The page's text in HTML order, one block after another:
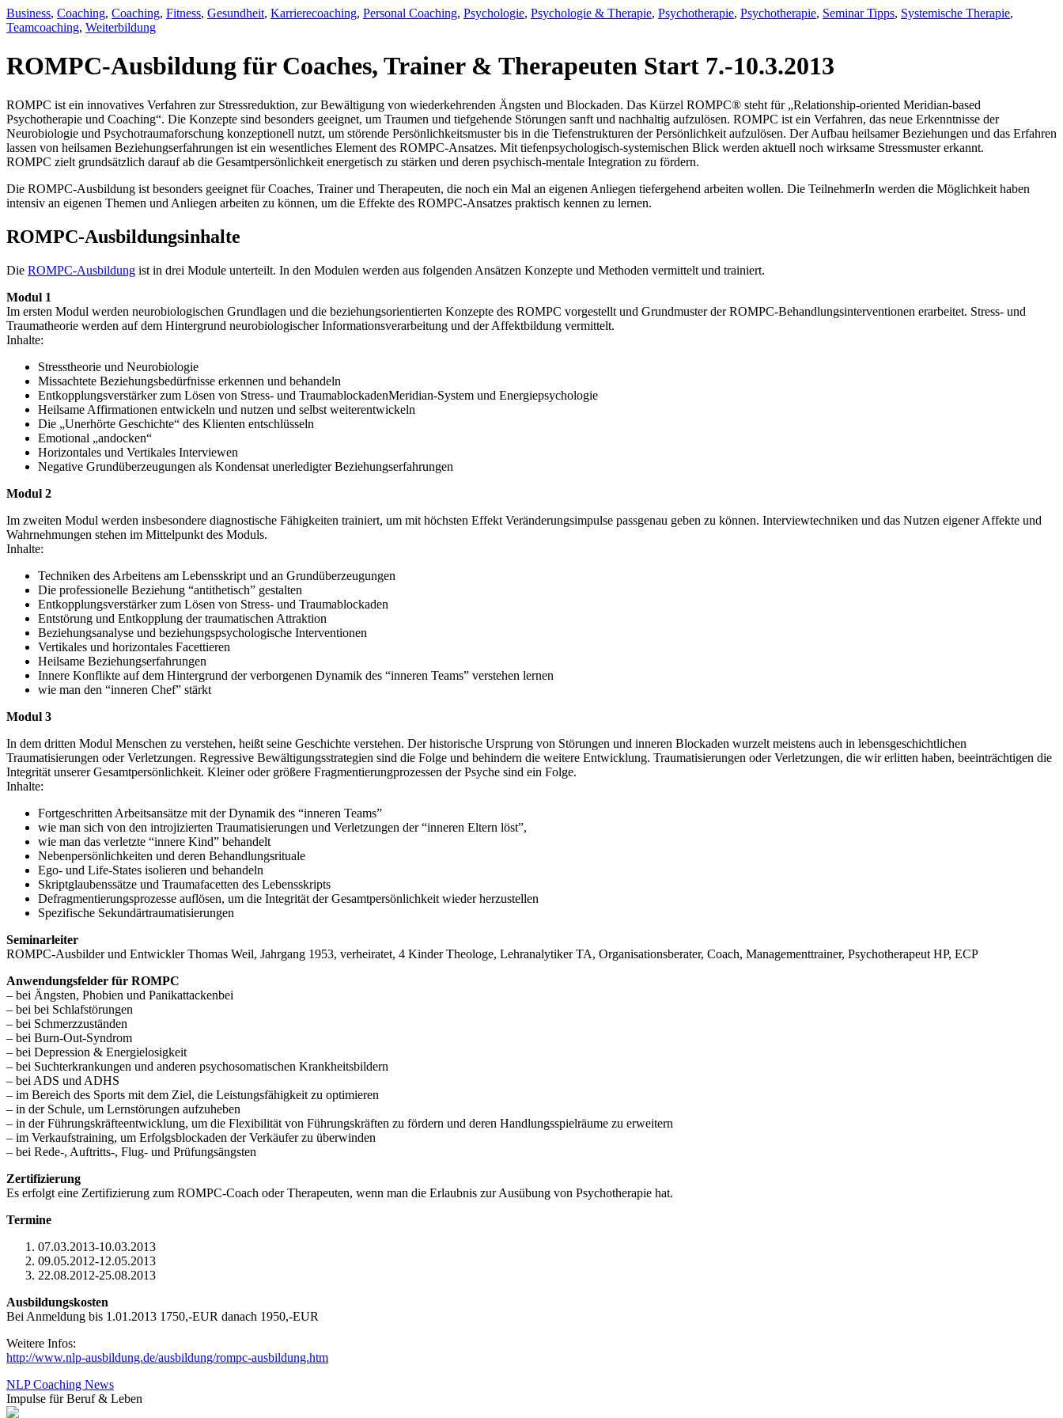
Business, Coaching, Coaching, Fitness, Gesundheit, Karrierecoaching, Personal Coaching, Psychologie, Psychologie & Therapie, Psychotherapie, Psychotherapie, Seminar Tipps, Systemische Therapie,
Teamcoaching, Weiterbildung
ROMPC-Ausbildung für Coaches, Trainer & Therapeuten Start 7.-10.3.2013
ROMPC ist ein innovatives Verfahren zur Stressreduktion, zur Bewältigung von wiederkehrenden Ängsten und Blockaden. Das Kürzel ROMPC® steht für „Relationship-oriented Meridian-based
Psychotherapie und Coaching“. Die Konzepte sind besonders geeignet, um Traumen und tiefgehende Störungen sanft und nachhaltig aufzulösen. ROMPC ist ein Verfahren, das neue Erkenntnisse der
Neurobiologie und Psychotraumaforschung konzeptionell nutzt, um störende Persönlichkeitsmuster bis in die Tiefenstrukturen der Persönlichkeit aufzulösen. Der Aufbau heilsamer Beziehungen und das Erfahren
lassen von heilsamen Beziehungserfahrungen ist ein wesentliches Element des ROMPC-Ansatzes. Mit tiefenpsychologisch-systemischen Blick werden aktuell noch wirksame Stressmuster erkannt.
ROMPC zielt grundsätzlich darauf ab die Gesamtpersönlichkeit energetisch zu stärken und deren psychisch-mentale Integration zu fördern.
Die ROMPC-Ausbildung ist besonders geeignet für Coaches, Trainer und Therapeuten, die noch ein Mal an eigenen Anliegen tiefergehend arbeiten wollen. Die TeilnehmerIn werden die Möglichkeit haben
intensiv an eigenen Themen und Anliegen arbeiten zu können, um die Effekte des ROMPC-Ansatzes praktisch kennen zu lernen.
ROMPC-Ausbildungsinhalte
Die ROMPC-Ausbildung ist in drei Module unterteilt. In den Modulen werden aus folgenden Ansätzen Konzepte und Methoden vermittelt und trainiert.
Modul 1
Im ersten Modul werden neurobiologischen Grundlagen und die beziehungsorientierten Konzepte des ROMPC vorgestellt und Grundmuster der ROMPC-Behandlungsinterventionen erarbeitet. Stress- und
Traumatheorie werden auf dem Hintergrund neurobiologischer Informationsverarbeitung und der Affektbildung vermittelt.
Inhalte:
Stresstheorie und Neurobiologie
Missachtete Beziehungsbedürfnisse erkennen und behandeln
Entkopplungsverstärker zum Lösen von Stress- und TraumablockadenMeridian-System und Energiepsychologie
Heilsame Affirmationen entwickeln und nutzen und selbst weiterentwickeln
Die „Unerhörte Geschichte“ des Klienten entschlüsseln
Emotional „andocken“
Horizontales und Vertikales Interviewen
Negative Grundüberzeugungen als Kondensat unerledigter Beziehungserfahrungen
Modul 2
Im zweiten Modul werden insbesondere diagnostische Fähigkeiten trainiert, um mit höchsten Effekt Veränderungsimpulse passgenau geben zu können. Interviewtechniken und das Nutzen eigener Affekte und
Wahrnehmungen stehen im Mittelpunkt des Moduls.
Inhalte:
Techniken des Arbeitens am Lebensskript und an Grundüberzeugungen
Die professionelle Beziehung “antithetisch” gestalten
Entkopplungsverstärker zum Lösen von Stress- und Traumablockaden
Entstörung und Entkopplung der traumatischen Attraktion
Beziehungsanalyse und beziehungspsychologische Interventionen
Vertikales und horizontales Facettieren
Heilsame Beziehungserfahrungen
Innere Konflikte auf dem Hintergrund der verborgenen Dynamik des “inneren Teams” verstehen lernen
wie man den “inneren Chef” stärkt
Modul 3
In dem dritten Modul Menschen zu verstehen, heißt seine Geschichte verstehen. Der historische Ursprung von Störungen und inneren Blockaden wurzelt meistens auch in lebensgeschichtlichen
Traumatisierungen oder Verletzungen. Regressive Bewältigungsstrategien sind die Folge und behindern die weitere Entwicklung. Traumatisierungen oder Verletzungen, die wir erlitten haben, beeinträchtigen die
Integrität unserer Gesamtpersönlichkeit. Kleiner oder größere Fragmentierungprozessen der Psyche sind ein Folge.
Inhalte:
Fortgeschritten Arbeitsansätze mit der Dynamik des “inneren Teams”
wie man sich von den introjizierten Traumatisierungen und Verletzungen der “inneren Eltern löst”,
wie man das verletzte “innere Kind” behandelt
Nebenpersönlichkeiten und deren Behandlungsrituale
Ego- und Life-States isolieren und behandeln
Skriptglaubenssätze und Traumafacetten des Lebensskripts
Defragmentierungsprozesse auflösen, um die Integrität der Gesamtpersönlichkeit wieder herzustellen
Spezifische Sekundärtraumatisierungen
Seminarleiter
ROMPC-Ausbilder und Entwickler Thomas Weil, Jahrgang 1953, verheiratet, 4 Kinder Theologe, Lehranalytiker TA, Organisationsberater, Coach, Managementtrainer, Psychotherapeut HP, ECP
Anwendungsfelder für ROMPC
– bei Ängsten, Phobien und Panikattackenbei
– bei bei Schlafstörungen
– bei Schmerzzuständen
– bei Burn-Out-Syndrom
– bei Depression & Energielosigkeit
– bei Suchterkrankungen und anderen psychosomatischen Krankheitsbildern
– bei ADS und ADHS
– im Bereich des Sports mit dem Ziel, die Leistungsfähigkeit zu optimieren
– in der Schule, um Lernstörungen aufzuheben
– in der Führungskräfteentwicklung, um die Flexibilität von Führungskräften zu fördern und deren Handlungsspielräume zu erweitern
– im Verkaufstraining, um Erfolgsblockaden der Verkäufer zu überwinden
– bei Rede-, Auftritts-, Flug- und Prüfungsängsten
Zertifizierung
Es erfolgt eine Zertifizierung zum ROMPC-Coach oder Therapeuten, wenn man die Erlaubnis zur Ausübung von Psychotherapie hat.
Termine
07.03.2013-10.03.2013
09.05.2012-12.05.2013
22.08.2012-25.08.2013
Ausbildungskosten
Bei Anmeldung bis 1.01.2013 1750,-EUR danach 1950,-EUR
Weitere Infos:
http://www.nlp-ausbildung.de/ausbildung/rompc-ausbildung.htm
NLP Coaching News
Impulse für Beruf & Leben